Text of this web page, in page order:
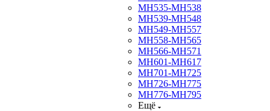
МН535-МН538
МН539-МН548
МН549-МН557
МН558-МН565
МН566-МН571
МН601-МН617
МН701-МН725
МН726-МН775
МН776-МН795
Ещё